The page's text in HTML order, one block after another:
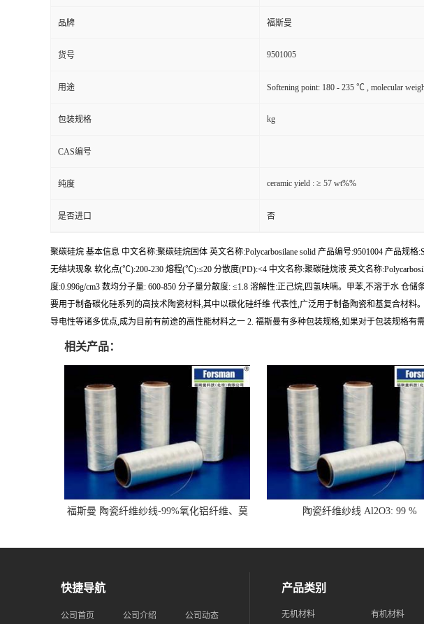
品牌 福斯曼
货号 9501005
用途 Softening point: 180 - 235 ℃ , molecular
包装规格 kg
CAS编号
纯度 ceramic yield : ≥ 57 wt%%
是否进口 否
聚碳硅烷 基本信息 中文名称:聚碳硅烷固体 英文名称:Polycarbosilane solid 产品编号:9501004 产品规
无结块现象 软化点(℃):200-230 熔程(℃):≤20 分散度(PD):<4 中文名称:聚碳硅烷液 英文名称
度:0.996g/cm3 数均分子量: 600-850 分子量分散度: ≤1.8 溶解性:正己烷,四氢呋喃。甲苯,不溶于水
要用于制备碳化硅系列的高技术陶瓷材料,其中以碳化硅纤维 代表性,广泛用于制备陶瓷和基复合材
导电性等诸多优点,成为目前有前途的高性能材料之一 2. 福斯曼有多种包装规格,如果对于包装规格有
相关产品：
福斯曼 陶瓷纤维纱线-99%氧化铝纤维、莫
陶瓷纤维纱线 Al2O3: 99 %
快捷导航
公司首页 公司介绍 公司动态
产品类别
无机材料 有机材料